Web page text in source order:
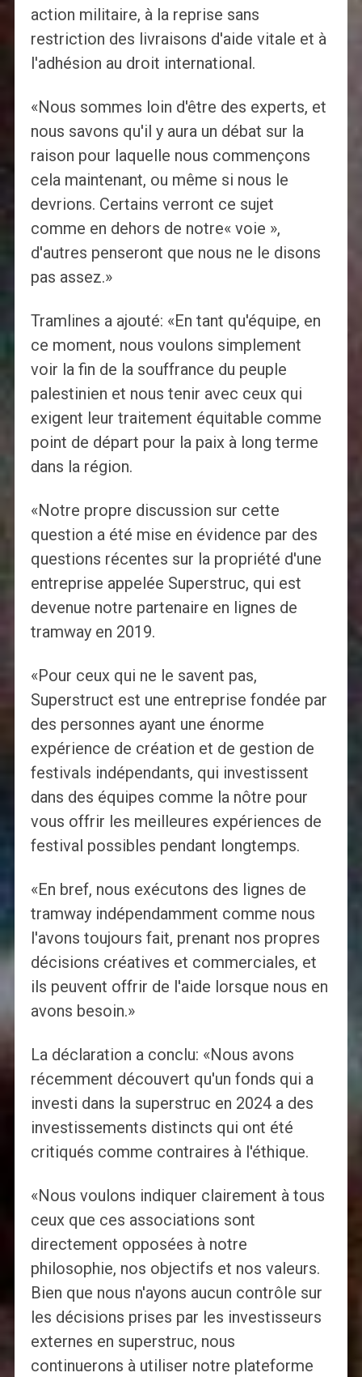
action militaire, à la reprise sans
restriction des livraisons d'aide vitale et à
l'adhésion au droit international.
«Nous sommes loin d'être des experts, et
nous savons qu'il y aura un débat sur la
raison pour laquelle nous commençons
cela maintenant, ou même si nous le
devrions. Certains verront ce sujet
comme en dehors de notre« voie »,
d'autres penseront que nous ne le disons
pas assez.»
Tramlines a ajouté: «En tant qu'équipe, en
ce moment, nous voulons simplement
voir la fin de la souffrance du peuple
palestinien et nous tenir avec ceux qui
exigent leur traitement équitable comme
point de départ pour la paix à long terme
dans la région.
«Notre propre discussion sur cette
question a été mise en évidence par des
questions récentes sur la propriété d'une
entreprise appelée Superstruc, qui est
devenue notre partenaire en lignes de
tramway en 2019.
«Pour ceux qui ne le savent pas,
Superstruct est une entreprise fondée par
des personnes ayant une énorme
expérience de création et de gestion de
festivals indépendants, qui investissent
dans des équipes comme la nôtre pour
vous offrir les meilleures expériences de
festival possibles pendant longtemps.
«En bref, nous exécutons des lignes de
tramway indépendamment comme nous
l'avons toujours fait, prenant nos propres
décisions créatives et commerciales, et
ils peuvent offrir de l'aide lorsque nous en
avons besoin.»
La déclaration a conclu: «Nous avons
récemment découvert qu'un fonds qui a
investi dans la superstruc en 2024 a des
investissements distincts qui ont été
critiqués comme contraires à l'éthique.
«Nous voulons indiquer clairement à tous
ceux que ces associations sont
directement opposées à notre
philosophie, nos objectifs et nos valeurs.
Bien que nous n'ayons aucun contrôle sur
les décisions prises par les investisseurs
externes en superstruc, nous
continuerons à utiliser notre plateforme